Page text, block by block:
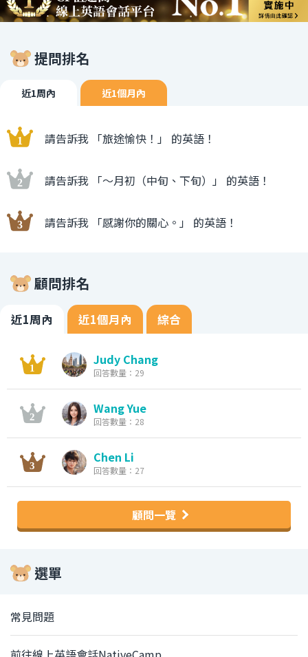
提問排名
近1周內 近1個月內
請告訴我 「旅途愉快！」 的英語！
請告訴我 「〜月初（中旬、下旬）」 的英語！
請告訴我 「感謝你的關心。」 的英語！
顧問排名
近1周內 近1個月內 綜合
Judy Chang
回答數量：29
Wang Yue
回答數量：28
Chen Li
回答數量：27
顧問一覽
選單
常見問題